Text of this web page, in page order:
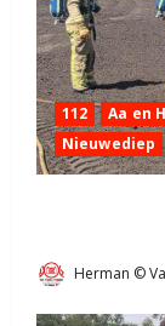
112 Aa en
Nieuwediep
Herman ©